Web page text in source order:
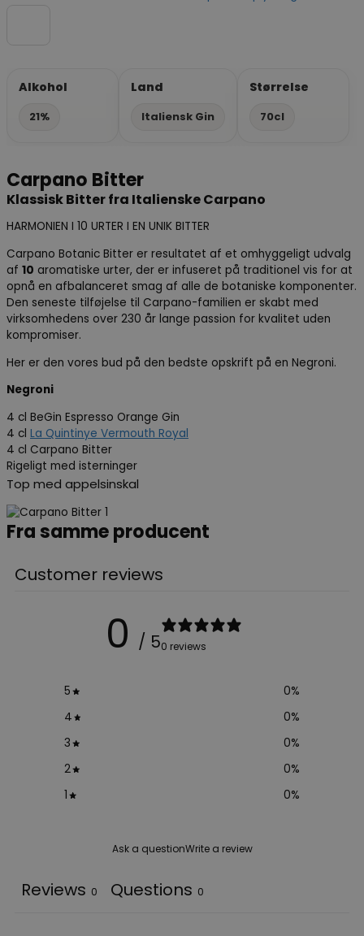
Alkohol
21%
Land
Italiensk Gin
Størrelse
70cl
Carpano Bitter
Klassisk Bitter fra Italienske Carpano
HARMONIEN I 10 URTER I EN UNIK BITTER
Carpano Botanic Bitter er resultatet af et omhyggeligt udvalg
af 10 aromatiske urter, der er infuseret på traditionel vis for at
opnå en afbalanceret smag af alle de botaniske komponenter.
Den seneste tilføjelse til Carpano-familien er skabt med
virksomhedens over 230 år lange passion for kvalitet uden
kompromiser.
Her er den vores bud på den bedste opskrift på en Negroni.
Negroni
4 cl BeGin Espresso Orange Gin
4 cl La Quintinye Vermouth Royal
4 cl Carpano Bitter
Rigeligt med isterninger
Top med appelsinskal
Fra samme producent
Customer reviews
0 / 50 reviews
5 0%
4
0%
3
0%
2
0%
1
0%
Ask a questionWrite a review
Reviews 0 Questions 0